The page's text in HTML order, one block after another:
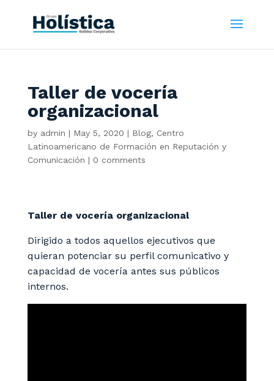
Taller de vocería
organizacional
by admin | May 5, 2020 | Blog, Centro
Latinoamericano de Formación en Reputación y
Comunicación | 0 comments
Taller de vocería organizacional
Dirigido a todos aquellos ejecutivos que
quieran potenciar su perfil comunicativo y
capacidad de vocería antes sus públicos
internos.